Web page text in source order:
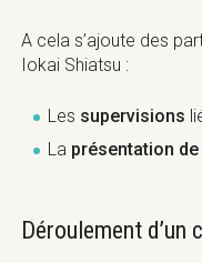
Protocoles
Objectifs,
Appliquer les
Exercer la
sur l’entretien
ressources du
A cela s’ajoute des
Iokai Shiatsu :
Les supervisions
La présentation
Déroulement d’un